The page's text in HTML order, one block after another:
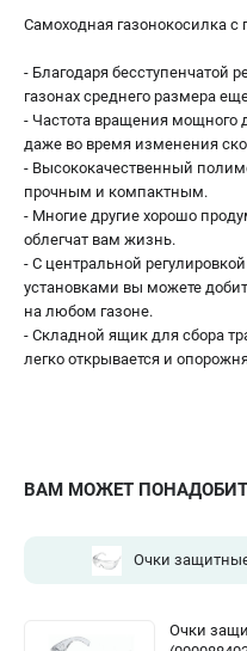
ВАМ МОЖЕТ
Очки
Очки
Самоходная газонокосилка с
- Благодаря бесступенчатой
газонах среднего размера
- Частота вращения мощного
даже во время изменения
- Высококачественный
прочным и компактным.
- Многие другие хорошо
облегчат вам жизнь.
- С центральной
установками вы можете
на любом газоне.
- Складной ящик для сбора
легко открывается и